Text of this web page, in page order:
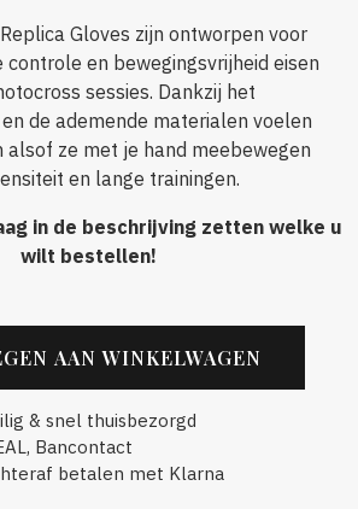
Gloves zijn ontworpen voor
controle en bewegingsvrijheid eisen
sessies. Dankzij het
de ademende materialen voelen
alsof ze met je hand meebewegen
en lange trainingen.
in de beschrijving zetten welke u
wilt bestellen!
AAN WINKELWAGEN
& snel thuisbezorgd
Bancontact
betalen met Klarna